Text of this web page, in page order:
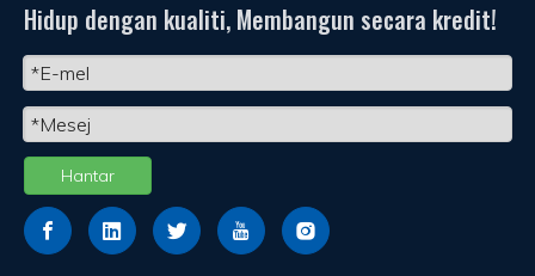
Hidup dengan kualiti, Membangun secara kredit!
Hantar